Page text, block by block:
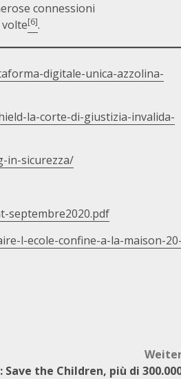
connessioni
[6].
digitale-unica-azzolina-
la-corte-di-giustizia-invalida-
in-sicurezza/
septembre2020.pdf
l-ecole-confine-a-la-maison-
the Children, più di